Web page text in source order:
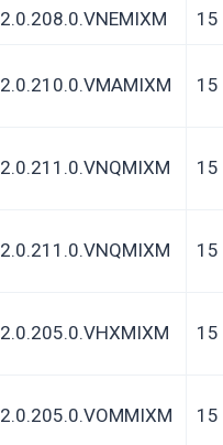
2.0.208.0.VNEMIXM 15
2.0.210.0.VMAMIXM 15
2.0.211.0.VNQMIXM 15
2.0.211.0.VNQMIXM 15
2.0.205.0.VHXMIXM 15
2.0.205.0.VOMMIXM 15